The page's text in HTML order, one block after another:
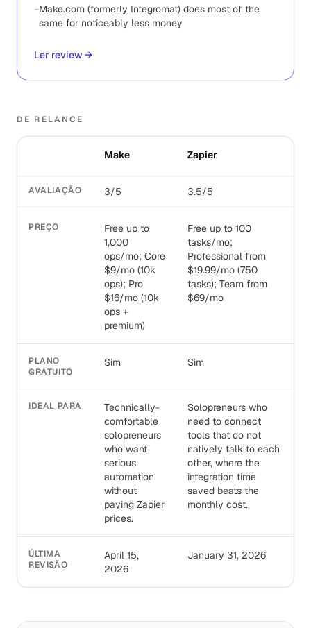
−Make.com (formerly Integromat) does most of the
same for noticeably less money
Ler review →
DE RELANCE
Make Zapier
AVALIAÇÃO 3/5 3.5/5
PREÇO
Free up to
1,000
ops/mo; Core
$9/mo (10k
ops); Pro
$16/mo (10k
ops +
premium)
Free up to 100
tasks/mo;
Professional from
$19.99/mo (750
tasks); Team from
$69/mo
PLANO
GRATUITO
Sim Sim
IDEAL PARA
Technically-
comfortable
solopreneurs
who want
serious
automation
without
paying Zapier
prices.
Solopreneurs who
need to connect
tools that do not
natively talk to each
other, where the
integration time
saved beats the
monthly cost.
ÚLTIMA
REVISÃO
April 15,
2026
January 31, 2026